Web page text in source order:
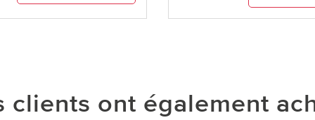
clients ont également